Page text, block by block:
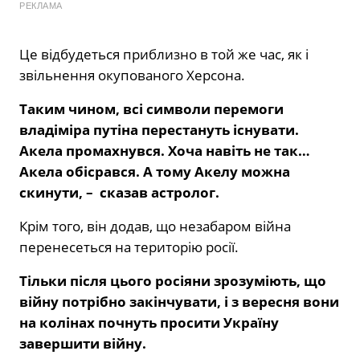
РЕКЛАМА
Це відбудеться приблизно в той же час, як і
звільнення окупованого Херсона.
Таким чином, всі символи перемоги
владіміра путіна перестануть існувати.
Акела промахнувся. Хоча навіть не так…
Акела обісрався. А тому Акелу можна
скинути, – сказав астролог.
Крім того, він додав, що незабаром війна
перенесеться на територію росії.
Тільки після цього росіяни зрозуміють, що
війну потрібно закінчувати, і з вересня вони
на колінах почнуть просити Україну
завершити війну.